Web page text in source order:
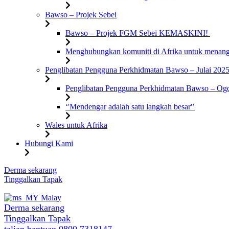
Bawso – Projek Sebei
Bawso – Projek FGM Sebei KEMASKINI!
Menghubungkan komuniti di Afrika untuk
Penglibatan Pengguna Perkhidmatan Bawso – Julai 2025
Penglibatan Pengguna Perkhidmatan Bawso –
‘'Mendengar adalah satu langkah besar'’
Wales untuk Afrika
Hubungi Kami
Langkau
ke
Derma sekarang
Tinggalkan Tapak
Malay
Derma sekarang
Tinggalkan Tapak